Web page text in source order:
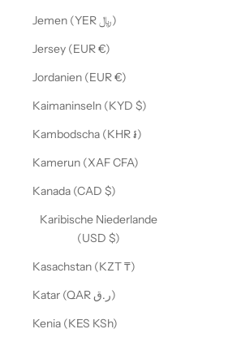
Jemen (YER ﷼)
Jersey (EUR €)
Jordanien (EUR €)
Kaimaninseln (KYD $)
Kambodscha (KHR ៛)
Kamerun (XAF CFA)
Kanada (CAD $)
Karibische Niederlande
(USD $)
Kasachstan (KZT ₸)
Katar (QAR ر.ق)
Kenia (KES KSh)